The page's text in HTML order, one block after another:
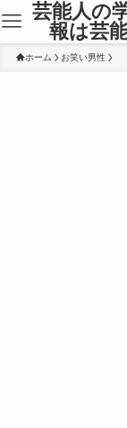
芸能人の
報は芸
ホーム お笑い男性